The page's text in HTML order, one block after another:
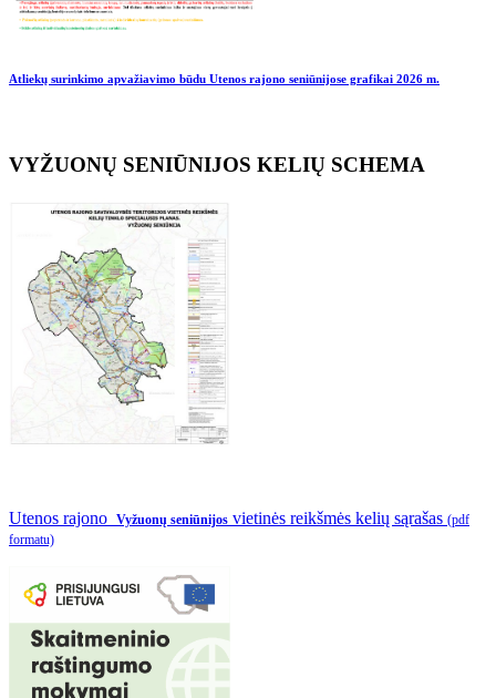
Atliekų surinkimo apvažiavimo būdu Utenos rajono seniūnijose grafikai 2026 m.
VYŽUONŲ SENIŪNIJOS KELIŲ SCHEMA
Utenos rajono Vyžuonų seniūnijos vietinės reikšmės kelių sąrašas (pdf
formatu)